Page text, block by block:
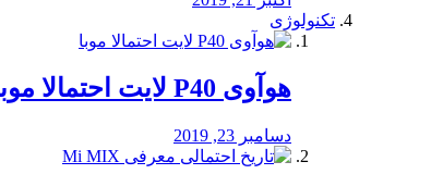
تکنولوژی
هوآوی P40 لایت احتمالا موبا
دسامبر 23, 2019